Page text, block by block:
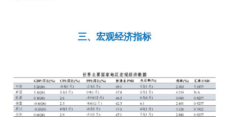
三、宏观经济指标